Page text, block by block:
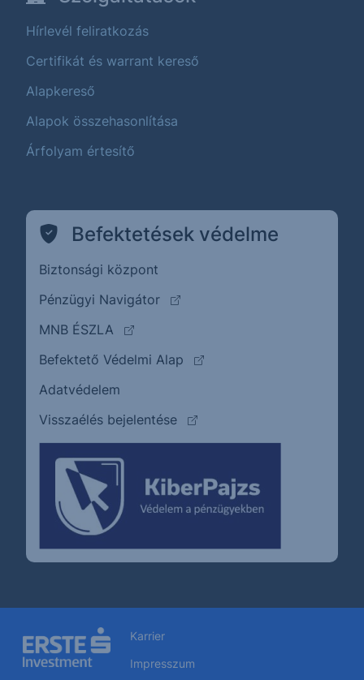
Hírlevél feliratkozás
Certifikát és warrant kereső
Alapkereső
Alapok összehasonlítása
Árfolyam értesítő
Befektetések védelme
Biztonsági központ
Pénzügyi Navigátor
(külső oldalra ugrik)
MNB ÉSZLA
(külső oldalra ugrik)
Befektető Védelmi Alap
(külső oldalra ugrik)
Adatvédelem
Visszaélés bejelentése
(külső oldalra ugrik)
Karrier
Impresszum